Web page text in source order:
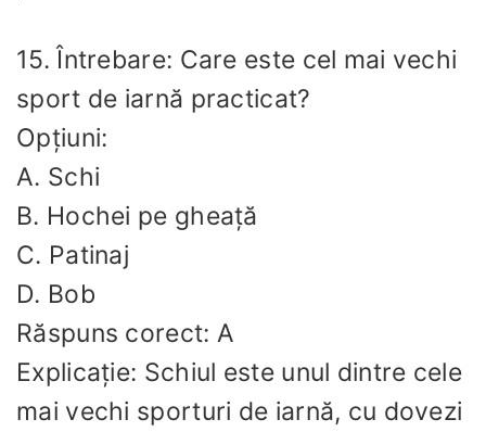
15. Întrebare: Care este cel mai vechi
sport de iarnă practicat?
Opțiuni:
A. Schi
B. Hochei pe gheață
C. Patinaj
D. Bob
Răspuns corect: A
Explicație: Schiul este unul dintre cele
mai vechi sporturi de iarnă, cu dovezi